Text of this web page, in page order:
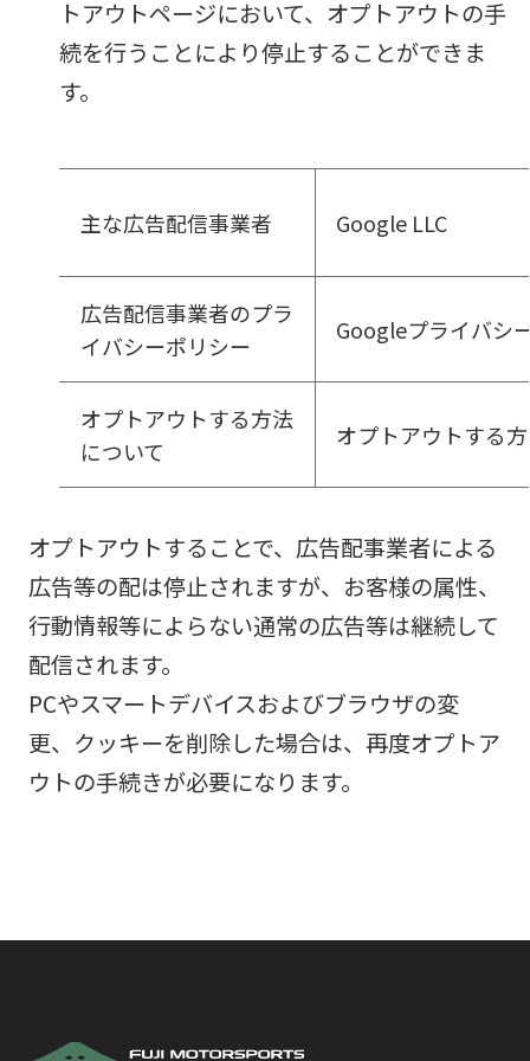
トアウトページにおいて、オプトアウトの手
続を行うことにより停止することができま
す。
主な広告配信事業者 Google LLC
広告配信事業者のプラ
イバシーポリシー
Googleプライバシ
オプトアウトする方法
について
オプトアウトする
オプトアウトすることで、広告配事業者による
広告等の配は停止されますが、お客様の属性、
行動情報等によらない通常の広告等は継続して
配信されます。
PCやスマートデバイスおよびブラウザの変
更、クッキーを削除した場合は、再度オプトア
ウトの手続きが必要になります。